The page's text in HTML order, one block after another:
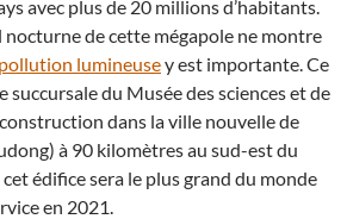
avec plus de 20 millions d’habitants.
de cette mégapole ne montre
pollution lumineusey est importante. Ce
du Musée des sciences et de
dans la ville nouvelle de
à 90 kilomètres au sud-est du
édifice sera le plus grand du monde
en 2021.